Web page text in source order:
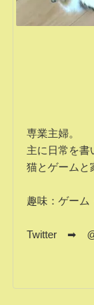
専業主婦。
主に日常を書
猫とゲームと
趣味：ゲーム
Twitter ➡